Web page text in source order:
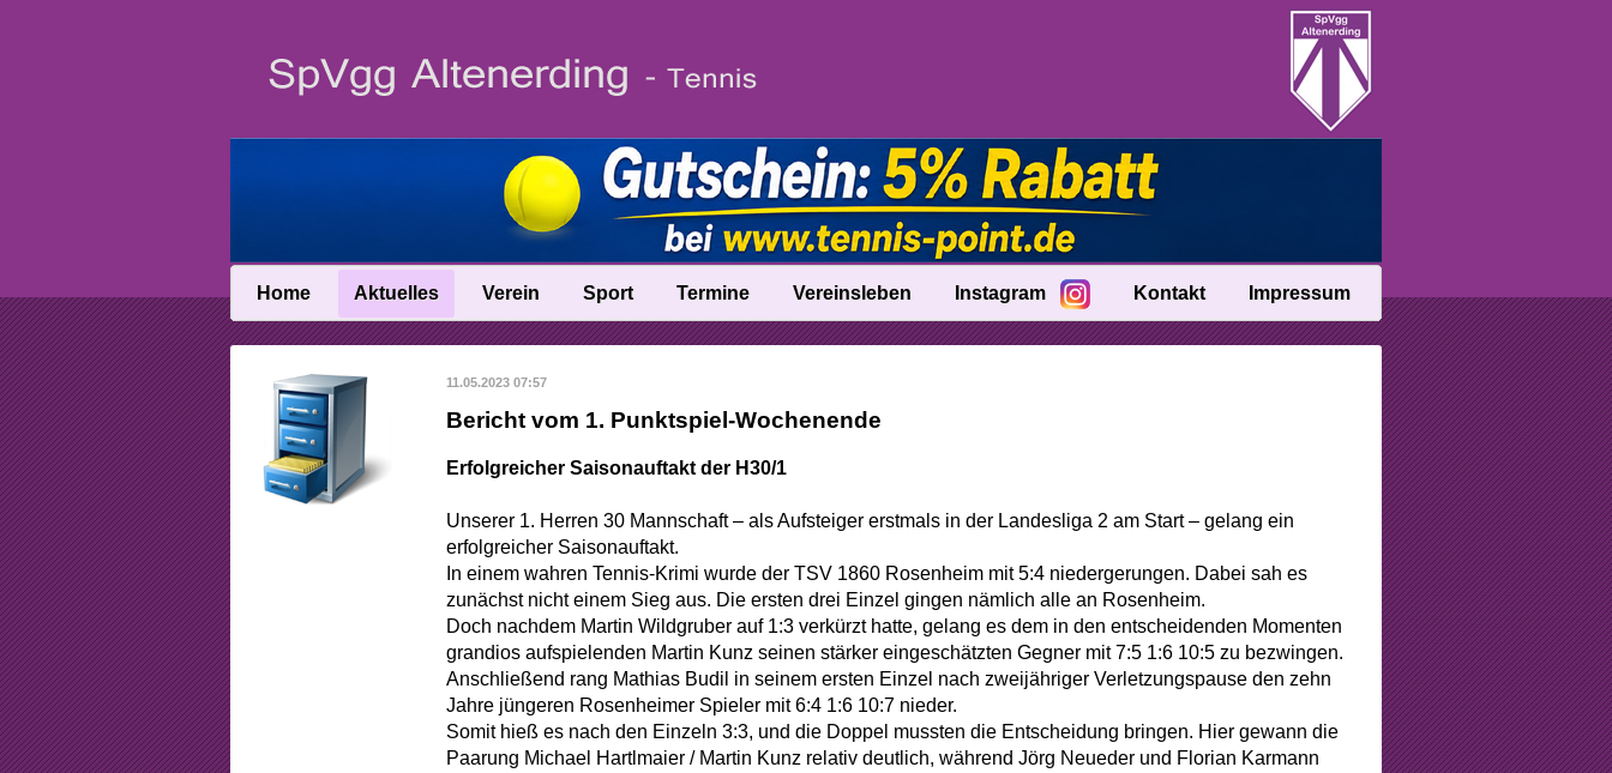
Home Aktuelles
News
News-Archiv
Verein
Vereinsinfo
Vereinschronik
Beschlüsse
Mitgliedschaft
Arbeitsstunden
Formulare
Sponsoring
Sport
Trainer
Mannschaften
Tennistreff
Spielerbörse
Turniere
Ballmaschine
Termine Vereinsleben Instagram Kontakt Impressum
11.05.2023 07:57
Bericht vom 1. Punktspiel-Wochenende
Erfolgreicher Saisonauftakt der H30/1
Unserer 1. Herren 30 Mannschaft – als Aufsteiger erstmals in der Landesliga 2 am Start – gelang ein
erfolgreicher Saisonauftakt.
In einem wahren Tennis-Krimi wurde der TSV 1860 Rosenheim mit 5:4 niedergerungen. Dabei sah es
zunächst nicht einem Sieg aus. Die ersten drei Einzel gingen nämlich alle an Rosenheim.
Doch nachdem Martin Wildgruber auf 1:3 verkürzt hatte, gelang es dem in den entscheidenden Momenten
grandios aufspielenden Martin Kunz seinen stärker eingeschätzten Gegner mit 7:5 1:6 10:5 zu bezwingen.
Anschließend rang Mathias Budil in seinem ersten Einzel nach zweijähriger Verletzungspause den zehn
Jahre jüngeren Rosenheimer Spieler mit 6:4 1:6 10:7 nieder.
Somit hieß es nach den Einzeln 3:3, und die Doppel mussten die Entscheidung bringen. Hier gewann die
Paarung Michael Hartlmaier / Martin Kunz relativ deutlich, während Jörg Neueder und Florian Karmann